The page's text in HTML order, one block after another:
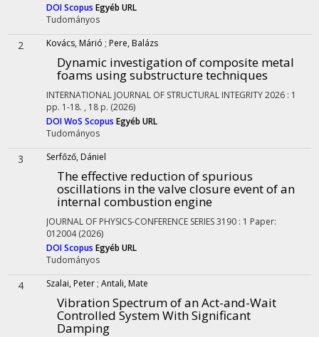
DOIScopus Egyéb URL
Tudományos
2 Kovács, Márió ; Pere, Balázs
Dynamic investigation of composite metal
foams using substructure techniques
INTERNATIONAL JOURNAL OF STRUCTURAL INTEGRITY2026 : 1
pp. 1-18. , 18 p. (2026)
DOIWoS Scopus Egyéb URL
Tudományos
3 Serfőző, Dániel
The effective reduction of spurious
oscillations in the valve closure event of an
internal combustion engine
JOURNAL OF PHYSICS-CONFERENCE SERIES3190 : 1 Paper:
012004(2026)
DOIScopus Egyéb URL
Tudományos
4 Szalai, Peter ; Antali, Mate
Vibration Spectrum of an Act-and-Wait
Controlled System With Significant
Damping